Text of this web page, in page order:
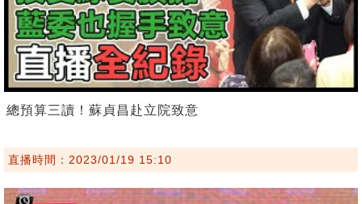
總預算三讀！蘇貞昌赴立院致意
直播時間：2023/01/19 15:10